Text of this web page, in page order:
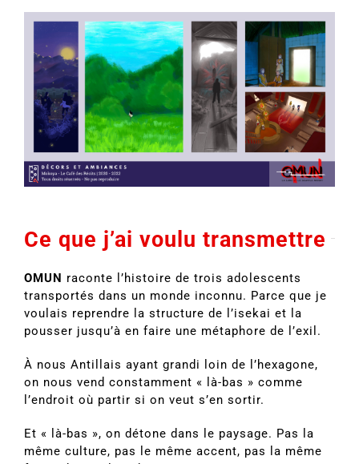
Ce que j’ai voulu transmettre
OMUN raconte l’histoire de trois adolescents
transportés dans un monde inconnu. Parce que je
voulais reprendre la structure de l’isekai et la
pousser jusqu’à en faire une métaphore de l’exil.
À nous Antillais ayant grandi loin de l’hexagone,
on nous vend constamment « là-bas » comme
l’endroit où partir si on veut s’en sortir.
Et « là-bas », on détone dans le paysage. Pas la
même culture, pas le même accent, pas la même